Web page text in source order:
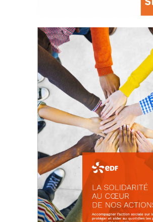
La prévention des conflits
d’intérêts
18 septembre 2023
FEUILLETER